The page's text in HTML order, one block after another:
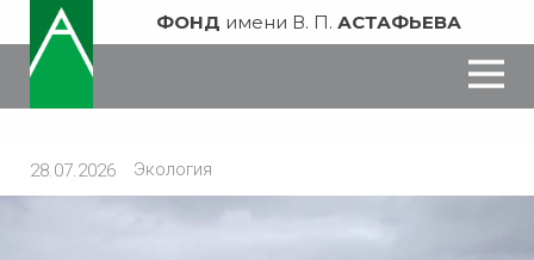
ФОНД имени В. П. АСТАФЬЕВА
28.07.2026 Экология